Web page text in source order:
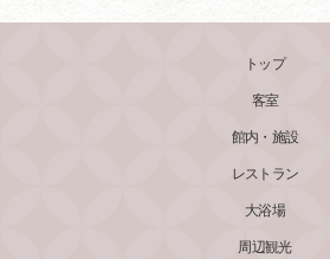
トップ
客室
館内・施設
レストラン
大浴場
周辺観光